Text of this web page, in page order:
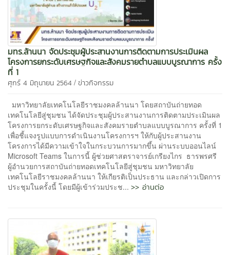
มทร.ล้านนา จัดประชุมผู้ประสานงานการติดตามการประเมินผล
โครงการยกระดับเศรษฐกิจและสังคมรายตำบลแบบบูรณาการ ครั้ง
ที่ 1
ศุกร์ 4 มิถุนายน 2564 / ข่าวกิจกรรม
มหาวิทยาลัยเทคโนโลยีราชมงคลล้านนา โดยสถาบันถ่ายทอด
เทคโนโลยีสู่ชุมชน ได้จัดประชุมผู้ประสานงานการติดตามประเมินผล
โครงการยกระดับเศรษฐกิจและสังคมรายตำบลแบบบูรณาการ ครั้งที่ 1
เพื่อชี้แจงรูปแบบการดำเนินงานโครงการฯ ให้กับผู้ประสานงาน
โครงการได้มีความเข้าใจในกระบวนการมากขึ้น ผ่านระบบออนไลน์
Microsoft Teams ในการนี้ ผู้ช่วยศาสตราจารย์เกรียงไกร ธารพรศรี
ผู้อำนวยการสถาบันถ่ายทอดเทคโนโลยีสู่ชุมชน มหาวิทยาลัย
เทคโนโลยีราชมงคลล้านนา ให้เกียรติเป็นประธาน และกล่าวเปิดการ
ประชุมในครั้งนี้ โดยมีผู้เข้าร่วมประช... >> อ่านต่อ